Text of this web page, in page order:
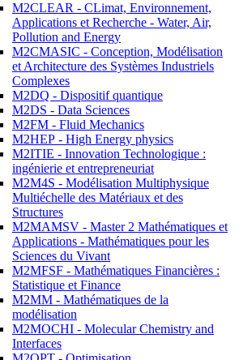
M2CLEAR - CLimat, Environnement,
Applications et Recherche - Water, Air,
Pollution and Energy
M2CMASIC - Conception, Modélisation
et Architecture des Systèmes Industriels
Complexes
M2DQ - Dispositif quantique
M2DS - Data Sciences
M2FM - Fluid Mechanics
M2HEP - High Energy physics
M2ITIE - Innovation Technologique :
ingénierie et entrepreneuriat
M2M4S - Modélisation Multiphysique
Multiéchelle des Matériaux et des
Structures
M2MAMSV - Master 2 Mathématiques et
Applications - Mathématiques pour les
Sciences du Vivant
M2MFSF - Mathématiques Financières :
Statistique et Finance
M2MM - Mathématiques de la
modélisation
M2MOCHI - Molecular Chemistry and
Interfaces